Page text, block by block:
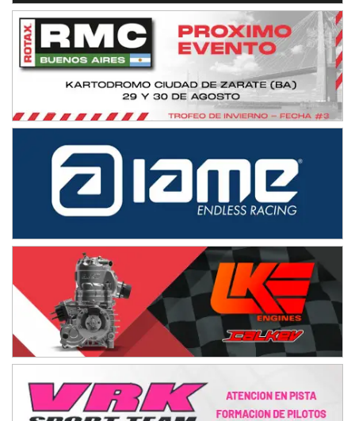
COBERTURA ESPECIAL DE E-KART.COM.AR
08/09-AGO
IAME SERIES ARGENTINA 6
Ramiro Tot (Asfalto)
Baradero (Buenos Aires)
KDO - F6
Ciudad de Trenque Lauquen (Asfalto)
Trenque Lauquen (Buenos Aires)
ENTRERRIANO - F6 (POSTERGADA)
Parque de la Velocidad (Asfalto)
Villaguay (Entre Ríos)
VICTORIENSE - F7
El Cerro (Tierra)
Victoria (Entre Ríos)
PATAGONICO - F6
Moto Club Reginense (Tierra)
Gral. E. Godoy (Río Negro)
CSK - F7
Humboldt (Santa Fe)
NORESTE SANTAFESINO - F6